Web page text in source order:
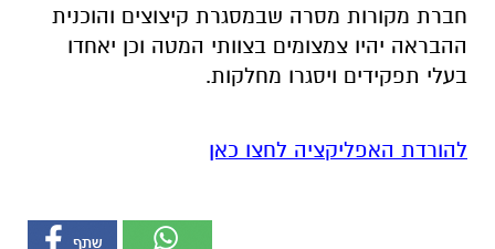
חברת מקורות מסרה שבמסגרת קיצוצים והוכנית
ההבראה יהיו צמצומים בצוותי המטה וכן יאחדו
בעלי תפקידים ויסגרו מחלקות.
להורדת האפליקציה לחצו כאן